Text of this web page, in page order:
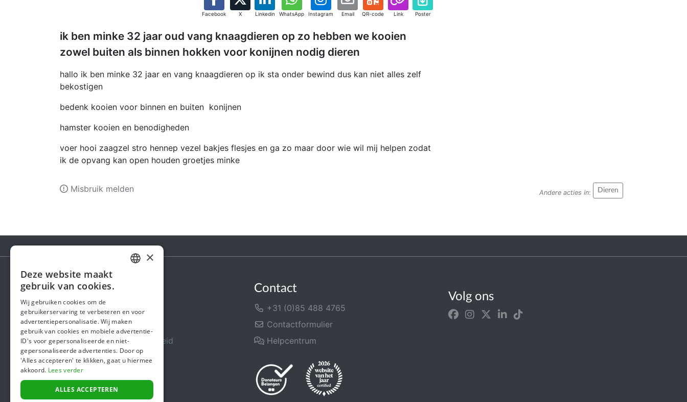
Facebook X Linkedin WhatsApp Instagram Email QR-code Link Poster
ik ben minke 32 jaar oud vang knaagdieren op zo hebben we kooien
zowel buiten als binnen hokken voor konijnen nodig dieren
hallo ik ben minke 32 jaar en vang knaagdieren op ik sta onder bewind dus kan niet alles zelf
bekostigen
bedenk kooien voor binnen en buiten konijnen
hamster kooien en benodigheden
voer hooi zaagzel stro hennep vezel bakjes flesjes en ga zo maar door wie wil mij helpen zodat
ik de opvang kan open houden groetjes minke
Andere acties in: Dieren
Misbruik melden
Steunactie
Over ons
In de media
Veiligheid & Betrouwbaarheid
Algemene voorwaarden
Privacybeleid
Cookiebeleid
Contact
+31 (0)85 488 4765
Contactformulier
Helpcentrum
Volg ons
ENGLISH
×
Deze website maakt
gebruik van cookies.
Wij gebruiken cookies om de
gebruikerservaring te verbeteren en voor
advertentiepersonalisatie. Wij maken
gebruik van cookies en mobiele advertentie-
ID's voor gepersonaliseerde en niet-
gepersonaliseerde advertenties. Door op
'Alles accepteren' te klikken, gaat u hiermee
akkoord. Lees verder
ALLES ACCEPTEREN